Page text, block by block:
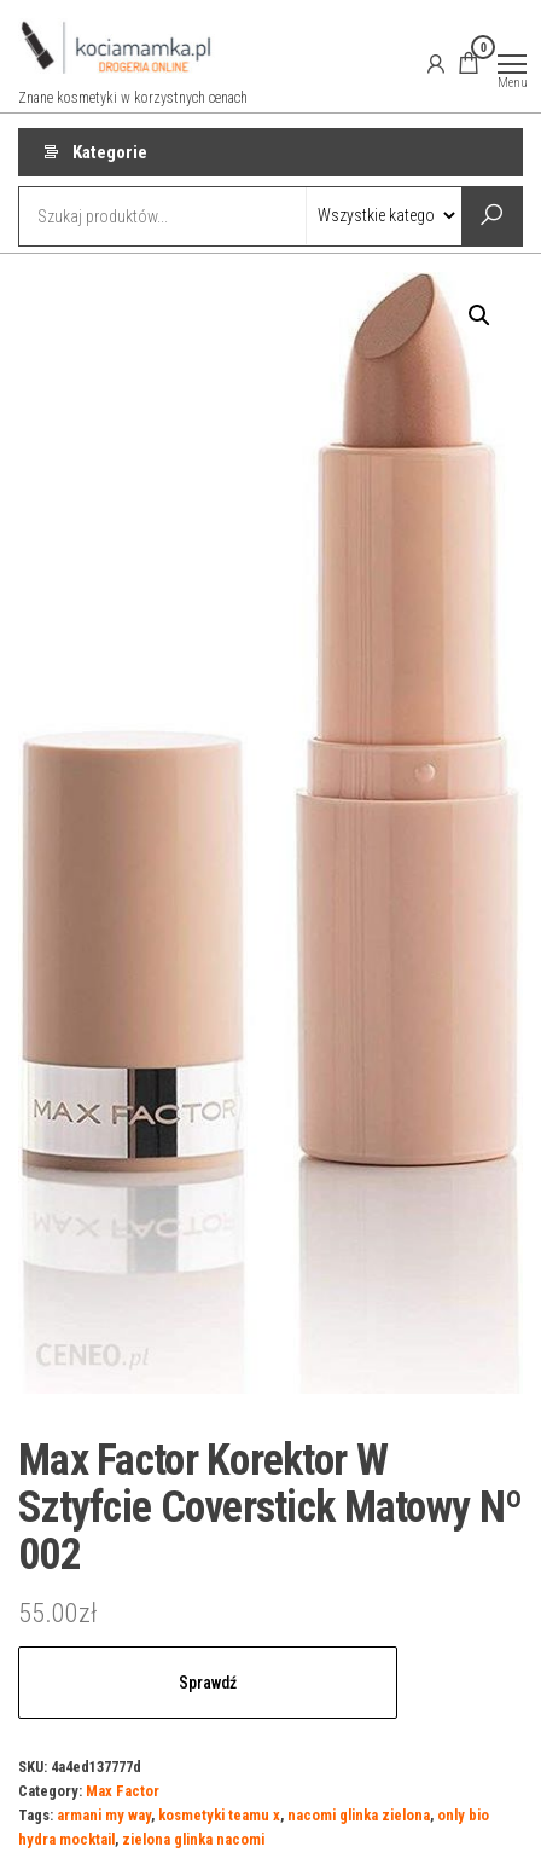
Przejdź
Znane kosmetyki w korzystnych cenach
0
Menu
Kategorie
Max Factor Korektor W
Sztyfcie Coverstick Matowy Nº
002
55.00zł
Sprawdź
SKU: 4a4ed137777d
Category: Max Factor
Tags: armani my way, kosmetyki teamu x, nacomi glinka zielona, only bio
hydra mocktail , zielona glinka nacomi